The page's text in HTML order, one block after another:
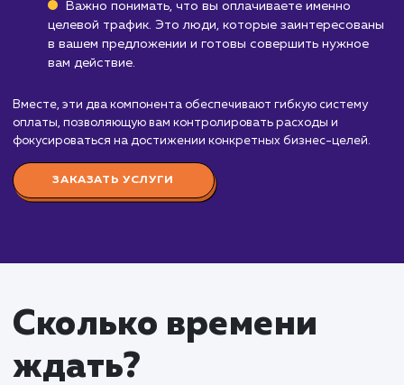
Стоимость услуги
целевой трафик
от 40 000 ₽
работу по настройке и поддержке рекламных
компаний, анализу и улучшению эффективности
продвижения.